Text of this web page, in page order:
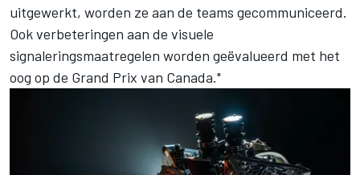
uitgewerkt, worden ze aan de teams gecommuniceerd.
Ook verbeteringen aan de visuele
signaleringsmaatregelen worden geëvalueerd met het
oog op de Grand Prix van Canada."